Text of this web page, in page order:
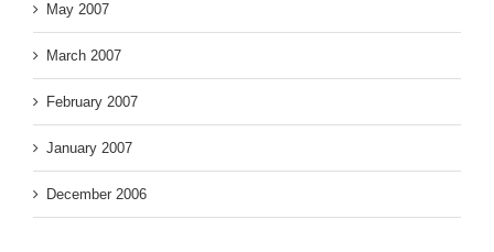
May 2007
March 2007
February 2007
January 2007
December 2006